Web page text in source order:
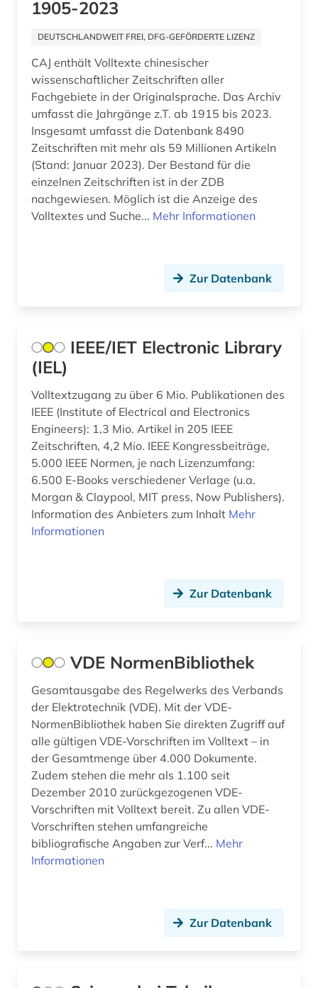
geomechanik (1)
geotechnik (1)
geowissenschaften (3)
geschichte (13)
geschichte 1450-1950 (1)
geschichtswissenschaft (2)
glossar (1)
graphiker (1)
haustechnik (1)
hersteller (1)
hochschulschrift (1)
hüttenindustrie (1)
illustrator (1)
informationswissenschaft (1)
informationswissenschaften (1)
ingenieurswesen (2)
ingenieurswissenschaft (1)
ingenieurwissenschaften (17)
innovation (1)
institute of electrical and electronics engineers
(1)
1905-2023
DEUTSCHLANDWEIT FREI, DFG-GEFÖRDERTE LIZENZ
CAJ enthält Volltexte chinesischer
wissenschaftlicher Zeitschriften aller
Fachgebiete in der Originalsprache. Das Archiv
umfasst die Jahrgänge z.T. ab 1915 bis 2023.
Insgesamt umfasst die Datenbank 8490
Zeitschriften mit mehr als 59 Millionen Artikeln
(Stand: Januar 2023). Der Bestand für die
einzelnen Zeitschriften ist in der ZDB
nachgewiesen. Möglich ist die Anzeige des
Volltextes und Suche... Mehr Informationen
Zur Datenbank
IEEE/IET Electronic Library
(IEL)
Volltextzugang zu über 6 Mio. Publikationen des
IEEE (Institute of Electrical and Electronics
Engineers): 1,3 Mio. Artikel in 205 IEEE
Zeitschriften, 4,2 Mio. IEEE Kongressbeiträge,
5.000 IEEE Normen, je nach Lizenzumfang:
6.500 E-Books verschiedener Verlage (u.a.
Morgan & Claypool, MIT press, Now Publishers).
Information des Anbieters zum Inhalt Mehr
Informationen
Zur Datenbank
VDE NormenBibliothek
Gesamtausgabe des Regelwerks des Verbands
der Elektrotechnik (VDE). Mit der VDE-
NormenBibliothek haben Sie direkten Zugriff auf
alle gültigen VDE-Vorschriften im Volltext – in
der Gesamtmenge über 4.000 Dokumente.
Zudem stehen die mehr als 1.100 seit
Dezember 2010 zurückgezogenen VDE-
Vorschriften mit Volltext bereit. Zu allen VDE-
Vorschriften stehen umfangreiche
bibliografische Angaben zur Verf... Mehr
Informationen
Zur Datenbank